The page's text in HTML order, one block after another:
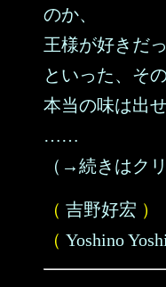
のか、
王様が好きだ
といった、そ
本当の味は出せ
……
（→続きはクリ
（ 吉野好宏 ）
（ Yoshino